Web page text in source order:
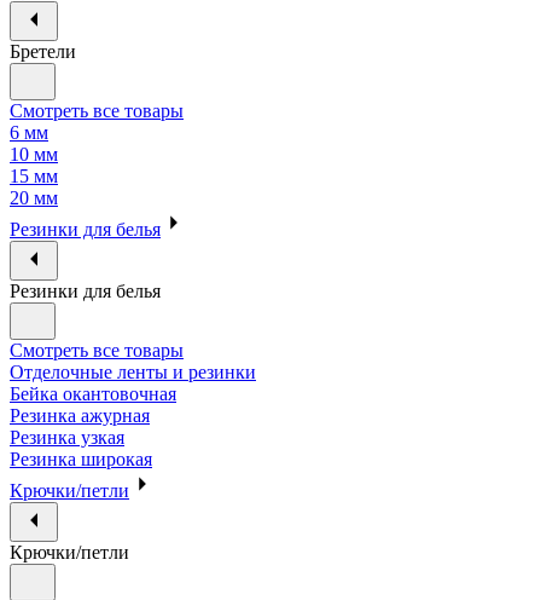
Бретели
Смотреть все товары
6 мм
10 мм
15 мм
20 мм
Резинки для белья
Резинки для белья
Смотреть все товары
Отделочные ленты и резинки
Бейка окантовочная
Резинка ажурная
Резинка узкая
Резинка широкая
Крючки/петли
Крючки/петли